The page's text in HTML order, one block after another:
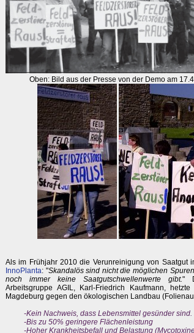
Oben: Bild aus der Presse von der Demo am
Als im Frühjahr 2010 die Verunreinigung von Saatgut
InnoPlanta: "Skandalös sind nicht die möglichen
noch immer keine Saatgutschwellenwerte gibt."
Arbeitsgruppe AGIL, Karl-Friedrich Kaufmann,
Magdeburg gegen den ökologischen Landbau
-Kein Nachweis, dass Lebensmittel gesünder sind.
-Bis zu 50% geringere Flächenleistung
-Hoher Krankheitsbefall und Belastung